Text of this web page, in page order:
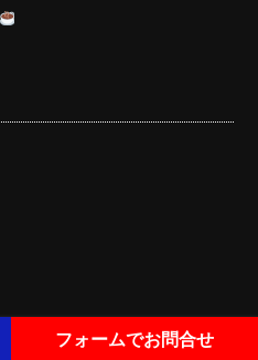
フォームでお問合せ